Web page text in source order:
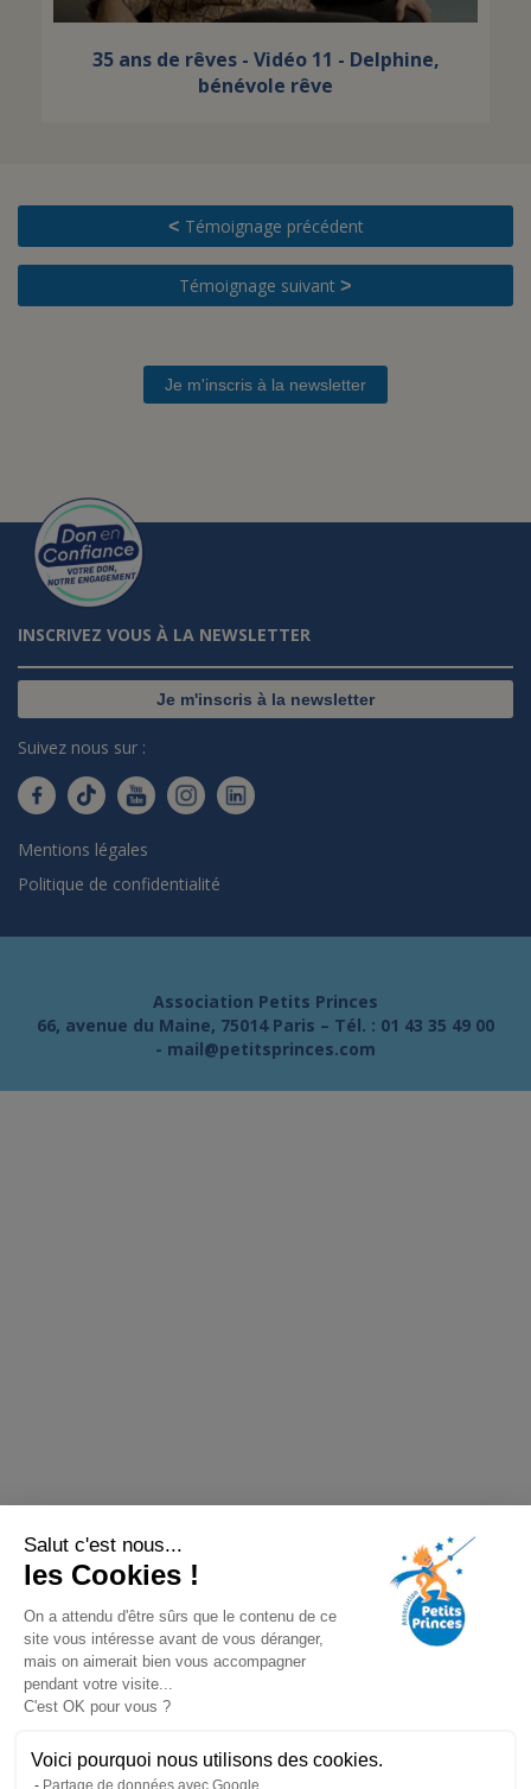
Salut c'est nous...
les Cookies !
On a attendu d'être sûrs que le contenu de ce
site vous intéresse avant de vous déranger,
mais on aimerait bien vous accompagner
pendant votre visite...
C'est OK pour vous ?
Voici pourquoi nous utilisons des cookies.
Partage de données avec Google
35 ans de rêves - Vidéo 11 - Delphine,
bénévole rêve
< Témoignage précédent
Témoignage suivant >
Je m'inscris à la newsletter
INSCRIVEZ VOUS À LA NEWSLETTER
Je m'inscris à la newsletter
Suivez nous sur :
Mentions légales
Politique de confidentialité
Association Petits Princes
66, avenue du Maine, 75014 Paris – Tél. : 01 43 35 49 00
- mail@petitsprinces.com